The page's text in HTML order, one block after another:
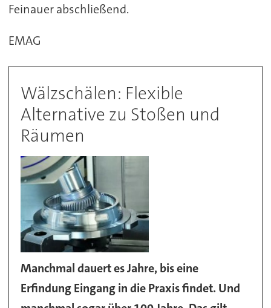
Feinauer abschließend.
EMAG
Wälzschälen: Flexible
Alternative zu Stoßen und
Räumen
Manchmal dauert es Jahre, bis eine
Erfindung Eingang in die Praxis findet. Und